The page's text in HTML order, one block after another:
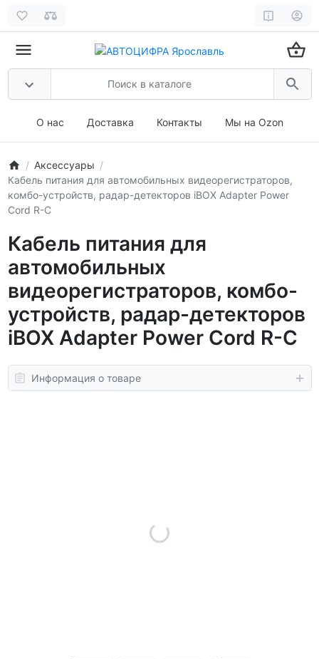
О нас Доставка Контакты Мы на Ozon
Аксессуары
Кабель питания для автомобильных видеорегистраторов,
комбо-устройств, радар-детекторов iBOX Adapter Power
Cord R-C
Кабель питания для
автомобильных
видеорегистраторов, комбо-
устройств, радар-детекторов
iBOX Adapter Power Cord R-C
Информация о товаре